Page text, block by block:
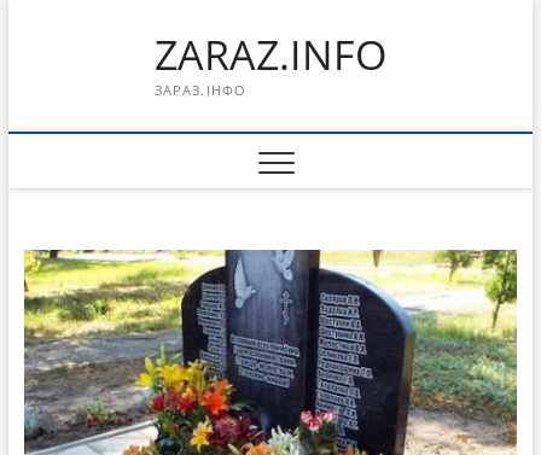
ZARAZ.INFO
ЗАРАЗ.ІНФО